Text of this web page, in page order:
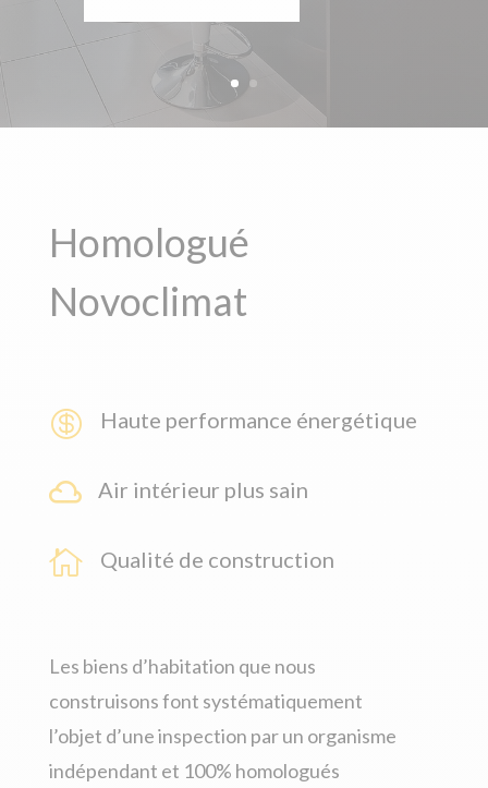
Homologué
Novoclimat
 Haute performance énergétique
 Air intérieur plus sain
 Qualité de construction
Les biens d’habitation que nous
construisons font systématiquement
l’objet d’une inspection par un organisme
indépendant et 100% homologués